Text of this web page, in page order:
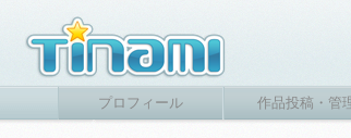
プロフィール 作品投稿・管